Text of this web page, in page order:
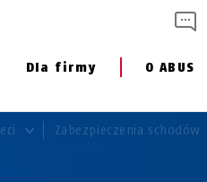
Dla firmy O ABUS
Zabezpieczenia schodów